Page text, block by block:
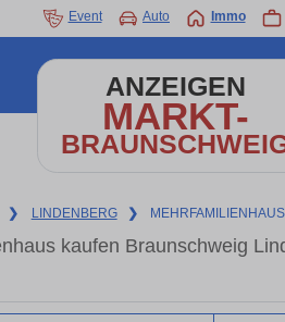
Event Auto Immo
ANZEIGEN
MARKT-
❯ LINDENBERG ❯
kaufen Braunschweig